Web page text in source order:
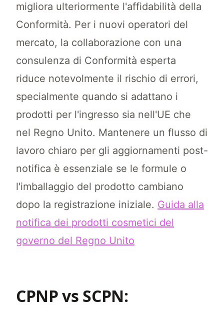
migliora ulteriormente l'affidabilità della
Conformità. Per i nuovi operatori del
mercato, la collaborazione con una
consulenza di Conformità esperta
riduce notevolmente il rischio di errori,
specialmente quando si adattano i
prodotti per l'ingresso sia nell'UE che
nel Regno Unito. Mantenere un flusso di
lavoro chiaro per gli aggiornamenti post-
notifica è essenziale se le formule o
l'imballaggio del prodotto cambiano
dopo la registrazione iniziale. Guida alla
notifica dei prodotti cosmetici del
governo del Regno Unito
CPNP vs SCPN: